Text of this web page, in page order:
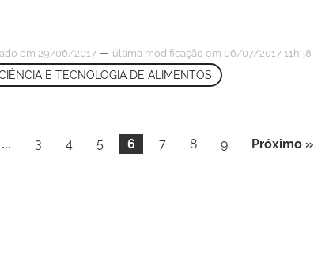
em 29/06/2017 — última modificação em 06/07/2017 11h38
E TECNOLOGIA DE ALIMENTOS
... 3 4 5 6 7 8 9 Próximo »